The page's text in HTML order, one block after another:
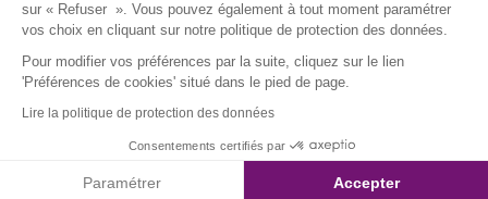
sur « Refuser ». Vous pouvez également à tout moment paramétrer
vos choix en cliquant sur notre politique de protection des données.
Pour modifier vos préférences par la suite, cliquez sur le lien
'Préférences de cookies' situé dans le pied de page.
Lire la politique de protection des données
Consentements certifiés par
Paramétrer Accepter
SERVICE CLIENT & FIDÉLITÉ
Du lundi au vendredi de 10h à 18h
Coût d'un appel local, appel non surtaxé.